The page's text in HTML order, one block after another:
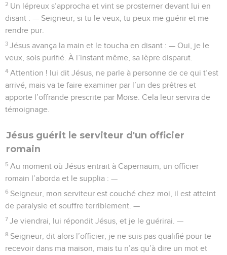
2 Un lépreux s’approcha et vint se prosterner devant lui en
disant : — Seigneur, si tu le veux, tu peux me guérir et me
rendre pur.
3 Jésus avança la main et le toucha en disant : — Oui, je le
veux, sois purifié. À l’instant même, sa lèpre disparut.
4 Attention ! lui dit Jésus, ne parle à personne de ce qui t’est
arrivé, mais va te faire examiner par l’un des prêtres et
apporte l’offrande prescrite par Moïse. Cela leur servira de
témoignage.
Jésus guérit le serviteur d'un officier
romain
5 Au moment où Jésus entrait à Capernaüm, un officier
romain l’aborda et le supplia : —
6 Seigneur, mon serviteur est couché chez moi, il est atteint
de paralysie et souffre terriblement. —
7 Je viendrai, lui répondit Jésus, et je le guérirai. —
8 Seigneur, dit alors l’officier, je ne suis pas qualifié pour te
recevoir dans ma maison, mais tu n’as qu’à dire un mot et